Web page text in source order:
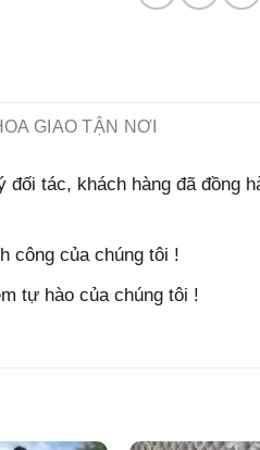
GIAO TẬN NƠI
tác, khách hàng đã đồng
công của chúng tôi !
tự hào của chúng tôi !